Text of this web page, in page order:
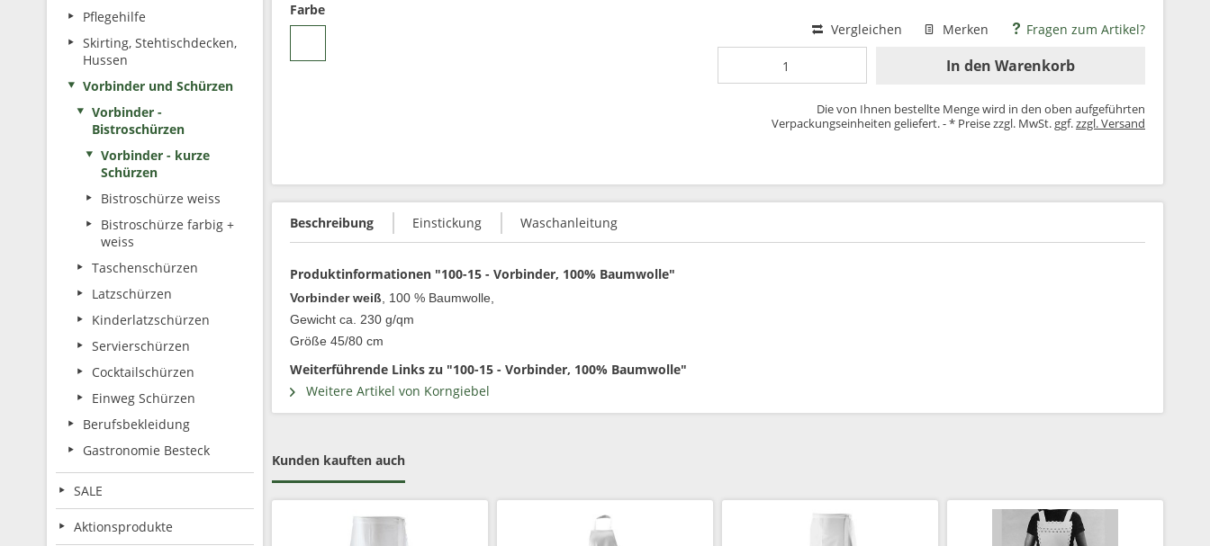
Pflegehilfe
Skirting, Stehtischdecken,
Hussen
Vorbinder und Schürzen
Vorbinder -
Bistroschürzen
Vorbinder - kurze
Schürzen
Bistroschürze weiss
Bistroschürze farbig +
weiss
Taschenschürzen
Latzschürzen
Kinderlatzschürzen
Servierschürzen
Cocktailschürzen
Einweg Schürzen
Berufsbekleidung
Gastronomie Besteck
SALE
Aktionsprodukte
Farbe
Vergleichen Merken Fragen zum Artikel?
In den Warenkorb
Die von Ihnen bestellte Menge wird in den oben aufgeführten
Verpackungseinheiten geliefert. - * Preise zzgl. MwSt. ggf.zzgl. Versand
Beschreibung Einstickung Waschanleitung
Produktinformationen "100-15 - Vorbinder, 100% Baumwolle"
Vorbinder weiß , 100 % Baumwolle,
Gewicht ca. 230 g/qm
Größe 45/80 cm
Weiterführende Links zu "100-15 - Vorbinder, 100% Baumwolle"
Weitere Artikel von Korngiebel
Kunden kauften auch